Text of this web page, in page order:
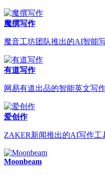
魔撰写作
魔音工坊团队推出的AI智能
有道写作
网易有道出品的智能英文写
爱创作
ZAKER新闻推出的AI写作工
Moonbeam